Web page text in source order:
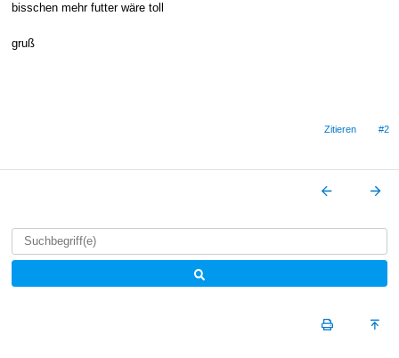
bisschen mehr futter wäre toll
gruß
Zitieren #2